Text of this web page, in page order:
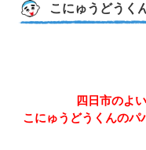
こにゅうどうく
四日市のよ
こにゅうどうくんのパ